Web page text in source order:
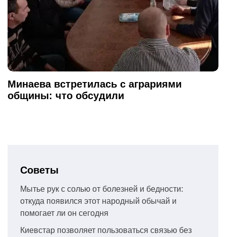
Минаева встретилась с аграриями
общины: что обсудили
Советы
Мытье рук с солью от болезней и бедности:
откуда появился этот народный обычай и
помогает ли он сегодня
Киевстар позволяет пользоваться связью без